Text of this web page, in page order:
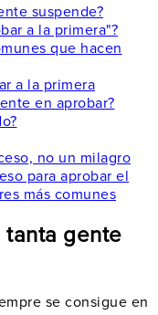
suspende?
a la primera"?
que hacen
a la primera
en aprobar?
no un milagro
para aprobar el
más comunes
tanta gente
se consigue en